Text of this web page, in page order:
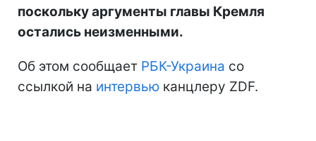
поскольку аргументы главы Кремля
остались неизменными.
Об этом сообщает РБК-Украина со
ссылкой на интервью канцлеру ZDF.